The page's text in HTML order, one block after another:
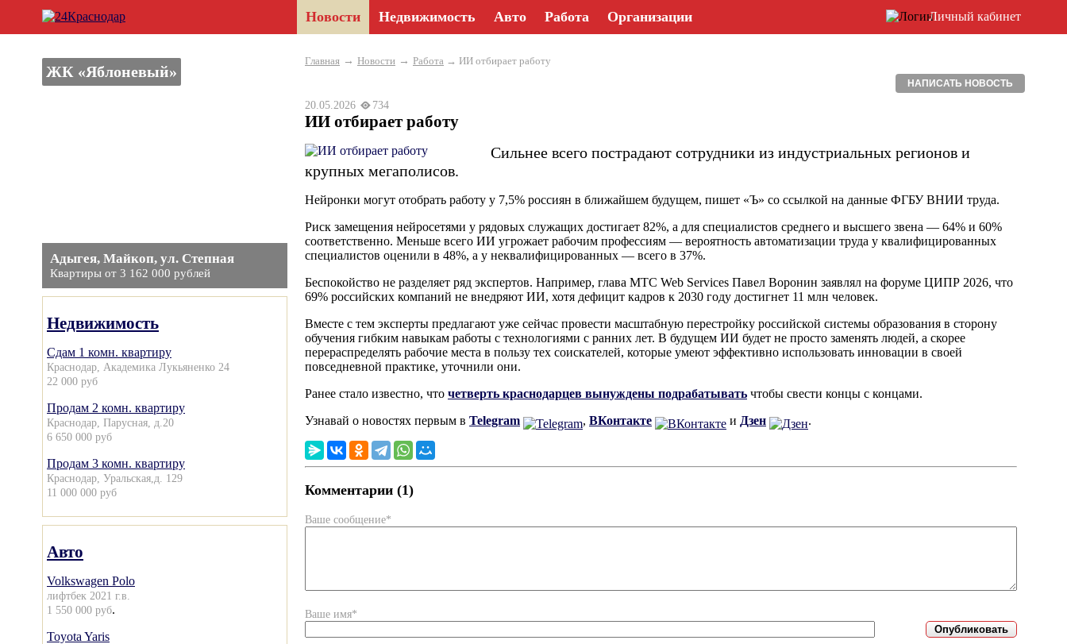
Новости Недвижимость Авто Работа Организации Личный кабинет
ЖК «Яблоневый»
Адыгея, Майкоп, ул. Степная
Квартиры от 3 162 000 рублей
Недвижимость
Сдам 1 комн. квартиру
Краснодар, Академика Лукьяненко 24
22 000 руб
Продам 2 комн. квартиру
Краснодар, Парусная, д.20
6 650 000 руб
Продам 3 комн. квартиру
Краснодар, Уральская,д. 129
11 000 000 руб
Авто
Volkswagen Polo
лифтбек 2021 г.в.
1 550 000 руб.
Toyota Yaris
Главная → Новости → Работа → ИИ отбирает работу
НАПИСАТЬ НОВОСТЬ
20.05.2026 734
ИИ отбирает работу
Сильнее всего пострадают сотрудники из индустриальных регионов и
крупных мегаполисов.
Нейронки могут отобрать работу у 7,5% россиян в ближайшем будущем, пишет «Ъ» со ссылкой на данные ФГБУ ВНИИ труда.
Риск замещения нейросетями у рядовых служащих достигает 82%, а для специалистов среднего и высшего звена — 64% и 60%
соответственно. Меньше всего ИИ угрожает рабочим профессиям — вероятность автоматизации труда у квалифицированных
специалистов оценили в 48%, а у неквалифицированных — всего в 37%.
Беспокойство не разделяет ряд экспертов. Например, глава MТС Web Services Павел Воронин заявлял на форуме ЦИПР 2026, что
69% российских компаний не внедряют ИИ, хотя дефицит кадров к 2030 году достигнет 11 млн человек.
Вместе с тем эксперты предлагают уже сейчас провести масштабную перестройку российской системы образования в сторону
обучения гибким навыкам работы с технологиями с ранних лет. В будущем ИИ будет не просто заменять людей, а скорее
перераспределять рабочие места в пользу тех соискателей, которые умеют эффективно использовать инновации в своей
повседневной практике, уточнили они.
Ранее стало известно, что четверть краснодарцев вынуждены подрабатывать чтобы свести концы с концами.
Узнавай о новостях первым в Telegram , ВКонтакте и Дзен .
Комментарии (1)
Ваше сообщение*
Ваше имя*